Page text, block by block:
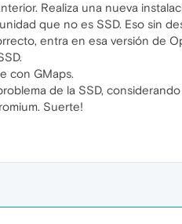
Realiza una nueva
que no es SSD. Eso sin
entra en esa versión de
con GMaps.
de la SSD,
Suerte!